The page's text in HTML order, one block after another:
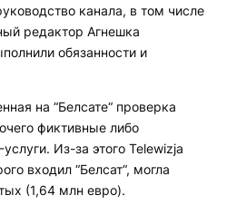
канала, в том числе
редактор Агнешка
обязанности и
на “Белсате“ проверка
фиктивные либо
Из-за этого Telewizja
входил “Белсат“, могла
(1,64 млн евро).